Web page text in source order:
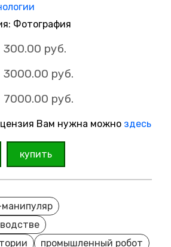
Фотография
300.00 руб.
3000.00 руб.
7000.00 руб.
Вам нужна можно здесь
купить
промышленный робот